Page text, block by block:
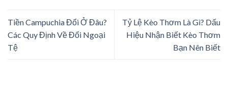
Tiền Campuchia Đổi Ở Đâu?
Các Quy Định Về Đổi Ngoại
Tệ
Tỷ Lệ Kèo Thơm Là Gì? Dấu
Hiệu Nhận Biết Kèo Thơm
Bạn Nên Biết